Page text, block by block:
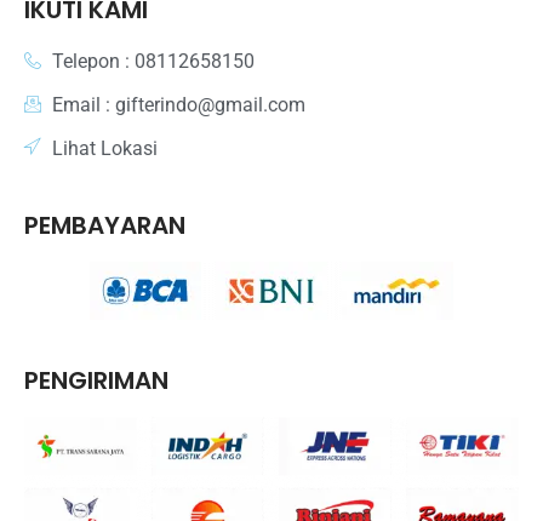
IKUTI KAMI
Telepon : 08112658150
Email : gifterindo@gmail.com
Lihat Lokasi
PEMBAYARAN
PENGIRIMAN